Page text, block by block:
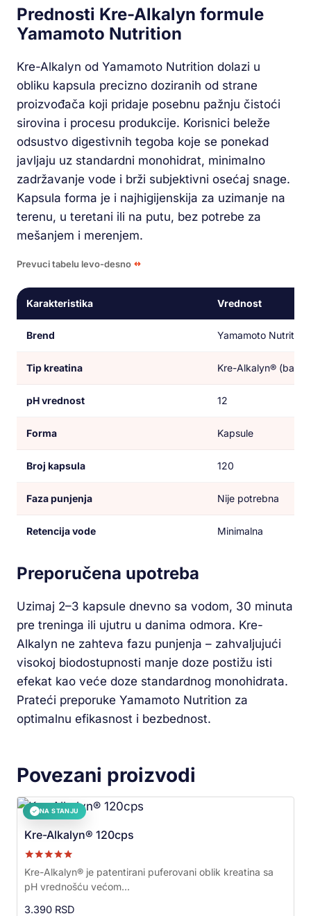
Prednosti Kre-Alkalyn formule
Yamamoto Nutrition
Kre-Alkalyn od Yamamoto Nutrition dolazi u
obliku kapsula precizno doziranih od strane
proizvođača koji pridaje posebnu pažnju čistoći
sirovina i procesu produkcije. Korisnici beleže
odsustvo digestivnih tegoba koje se ponekad
javljaju uz standardni monohidrat, minimalno
zadržavanje vode i brži subjektivni osećaj snage.
Kapsula forma je i najhigijenskija za uzimanje na
terenu, u teretani ili na putu, bez potrebe za
mešanjem i merenjem.
Prevuci tabelu levo-desno
Karakteristika Vrednost
Brend Yamamoto Nutrition
Tip kreatina Kre-Alkalyn®
pH vrednost 12
Forma Kapsule
Broj kapsula 120
Faza punjenja Nije potrebna
Retencija vode Minimalna
Preporučena upotreba
Uzimaj 2–3 kapsule dnevno sa vodom, 30 minuta
pre treninga ili ujutru u danima odmora. Kre-
Alkalyn ne zahteva fazu punjenja – zahvaljujući
visokoj biodostupnosti manje doze postižu isti
efekat kao veće doze standardnog monohidrata.
Prateći preporuke Yamamoto Nutrition za
optimalnu efikasnost i bezbednost.
Povezani proizvodi
✓ NA STANJU
Kre-Alkalyn® 120cps
Ocenjeno sa
5.00
od 5
Kre-Alkalyn® je patentirani puferovani oblik kreatina sa
pH vrednošću većom...
3.390 RSD